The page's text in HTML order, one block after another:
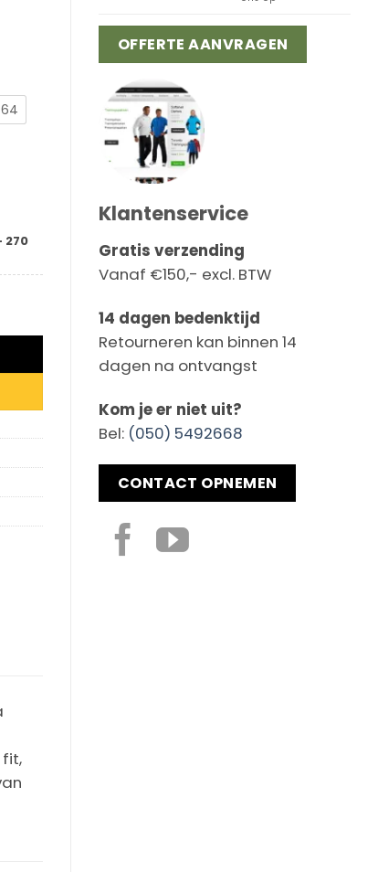
OFFERTE AANVRAGEN
Klantenservice
Gratis verzending
Vanaf €150,- excl. BTW
14 dagen bedenktijd
Retourneren kan binnen 14
dagen na ontvangst
Kom je er niet uit?
Bel: (050) 5492668
CONTACT OPNEMEN
64
270
kniezakken aantal